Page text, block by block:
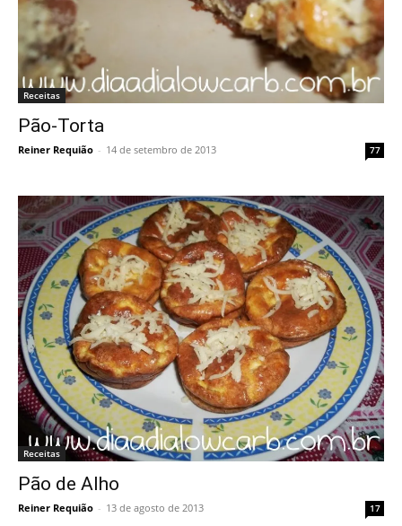
Receitas
Pão-Torta
Reiner Requião - 14 de setembro de 2013 77
Receitas
Pão de Alho
Reiner Requião - 13 de agosto de 2013 17